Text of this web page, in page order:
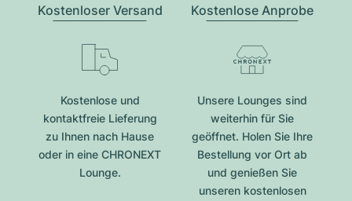
Kostenloser Versand
Kostenlose und
kontaktfreie Lieferung
zu Ihnen nach Hause
oder in eine CHRONEXT
Lounge.
Kostenlose Anprobe
Unsere Lounges sind
weiterhin für Sie
geöffnet. Holen Sie Ihre
Bestellung vor Ort ab
und genießen Sie
unseren kostenlosen